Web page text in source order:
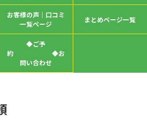
お客様の声｜口コミ
一覧ページ
まとめページ一覧
◆ご予
約 ◆お
問い合わせ